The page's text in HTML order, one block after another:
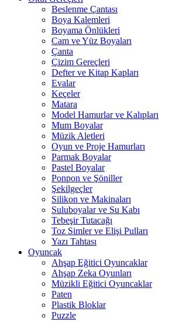
Beslenme Çantası
Boya Kalemleri
Boyama Önlükleri
Cam ve Yüz Boyaları
Çanta
Çizim Gereçleri
Defter ve Kitap Kapları
Evalar
Keçeler
Matara
Model Hamurlar ve Kalıpları
Mum Boyalar
Müzik Aletleri
Oyun ve Proje Hamurları
Parmak Boyalar
Pastel Boyalar
Ponpon ve Şöniller
Şekilgeçler
Silikon ve Makinaları
Suluboyalar ve Su Kabı
Tebeşir Tutacağı
Toz Simler ve Elişi Pulları
Yazı Tahtası
Oyuncak
Ahşap Eğitici Oyuncaklar
Ahşap Zeka Oyunları
Müzikli Eğitici Oyuncaklar
Paten
Plastik Bloklar
Puzzle